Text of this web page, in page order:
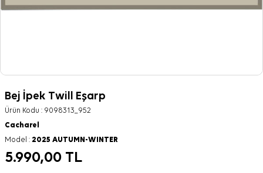
Bej İpek Twill Eşarp
Ürün Kodu : 9098313_952
Cacharel
Model : 2025 AUTUMN-WINTER
5.990,00 TL